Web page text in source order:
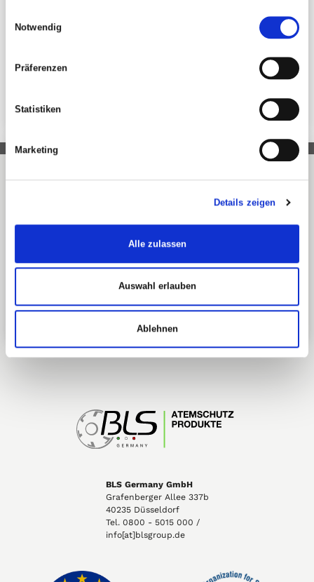
Notwendig
Präferenzen
Statistiken
Marketing
Details zeigen
Alle zulassen
Auswahl erlauben
Ablehnen
Aktuelle Infos zu unseren Atemschutz-
Das Team der BLS Germany GmbH freut
Produkten. Bitte beachten Sie, dass sich
Kontakt
0800 - 5015000 KOSTENFREI
BLS Germany GmbH
Grafenberger Allee 337b
40235 Düsseldorf
Tel. 0800 - 5015 000 /
info[at]blsgroup.de